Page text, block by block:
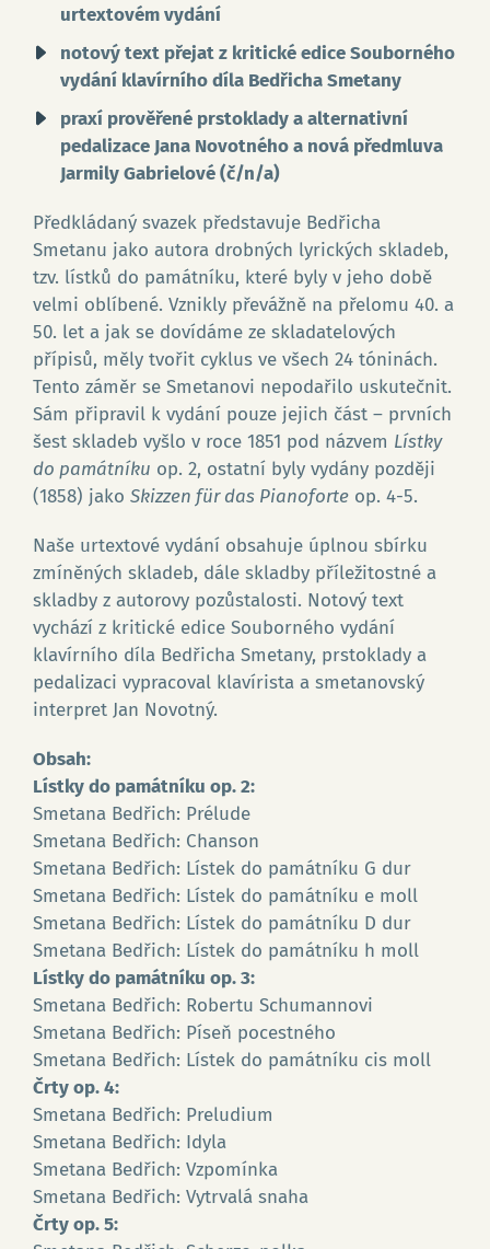
Go
urtextovém vydání
notový text přejat z kritické edice Souborného
vydání klavírního díla Bedřicha Smetany
praxí prověřené prstoklady a alternativní
pedalizace Jana Novotného a nová předmluva
Jarmily Gabrielové (č/n/a)
Předkládaný svazek představuje Bedřicha
Smetanu jako autora drobných lyrických skladeb,
tzv. lístků do památníku, které byly v jeho době
velmi oblíbené. Vznikly převážně na přelomu 40. a
50. let a jak se dovídáme ze skladatelových
přípisů, měly tvořit cyklus ve všech 24 tóninách.
Tento záměr se Smetanovi nepodařilo uskutečnit.
Sám připravil k vydání pouze jejich část – prvních
šest skladeb vyšlo v roce 1851 pod názvem Lístky
do památníku op. 2, ostatní byly vydány později
(1858) jako Skizzen für das Pianoforte op. 4-5.
Naše urtextové vydání obsahuje úplnou sbírku
zmíněných skladeb, dále skladby příležitostné a
skladby z autorovy pozůstalosti. Notový text
vychází z kritické edice Souborného vydání
klavírního díla Bedřicha Smetany, prstoklady a
pedalizaci vypracoval klavírista a smetanovský
interpret Jan Novotný.
Obsah:
Lístky do památníku op. 2:
Smetana Bedřich: Prélude
Smetana Bedřich: Chanson
Smetana Bedřich: Lístek do památníku G dur
Smetana Bedřich: Lístek do památníku e moll
Smetana Bedřich: Lístek do památníku D dur
Smetana Bedřich: Lístek do památníku h moll
Lístky do památníku op. 3:
Smetana Bedřich: Robertu Schumannovi
Smetana Bedřich: Píseň pocestného
Smetana Bedřich: Lístek do památníku cis moll
Črty op. 4:
Smetana Bedřich: Preludium
Smetana Bedřich: Idyla
Smetana Bedřich: Vzpomínka
Smetana Bedřich: Vytrvalá snaha
Črty op. 5: